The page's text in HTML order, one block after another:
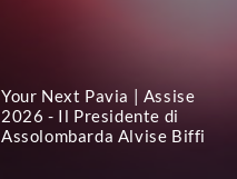
Your Next Pavia | Assise
2026 - Il Presidente di
Assolombarda Alvise Biffi